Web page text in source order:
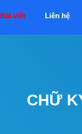
Bài viết Liên hệ
CHỮ